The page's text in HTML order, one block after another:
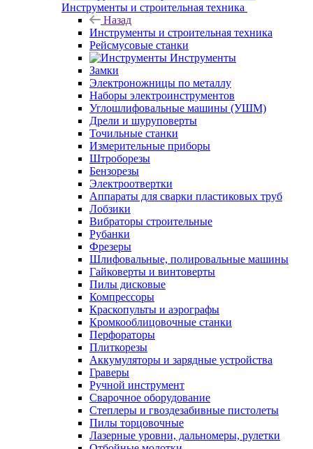
Инструменты и строительная техника
Назад
Инструменты и строительная техника
Рейсмусовые станки
Инструменты
Замки
Электроножницы по металлу
Наборы электроинструментов
Углошлифовальные машины (УШМ)
Дрели и шуруповерты
Точильные станки
Измерительные приборы
Штроборезы
Бензорезы
Электроотвертки
Аппараты для сварки пластиковых труб
Лобзики
Вибраторы строительные
Рубанки
Фрезеры
Шлифовальные, полировальные машины
Гайковерты и винтоверты
Пилы дисковые
Компрессоры
Краскопульты и аэрографы
Кромкооблицовочные станки
Перфораторы
Плиткорезы
Аккумуляторы и зарядные устройства
Граверы
Ручной инструмент
Сварочное оборудование
Степлеры и гвоздезабивные пистолеты
Пилы торцовочные
Лазерные уровни, дальномеры, рулетки